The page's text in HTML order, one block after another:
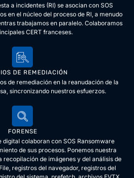
a incidentes (RI) se asocian con SOS
en el núcleo del proceso de RI, a menudo
trabajamos en paralelo. Colaboramos
CERT franceses.
DE REMEDIACIÓN
de remediación en la reanudación de la
sincronizando nuestros esfuerzos.
FORENSE
digital colaboran con SOS Ransomware
de sus procesos. Ponemos nuestra
de imágenes y del análisis de
registros del navegador, registros del